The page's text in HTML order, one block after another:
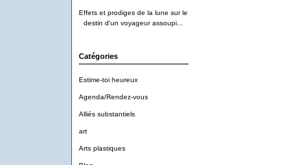
Effets et prodiges de la lune sur le
destin d'un voyageur assoupi...
Catégories
Estime-toi heureux
Agenda/Rendez-vous
Alliés substantiels
art
Arts plastiques